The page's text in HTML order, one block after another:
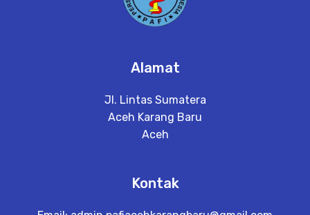
Alamat
Jl. Lintas Sumatera
Aceh Karang Baru
Aceh
Kontak